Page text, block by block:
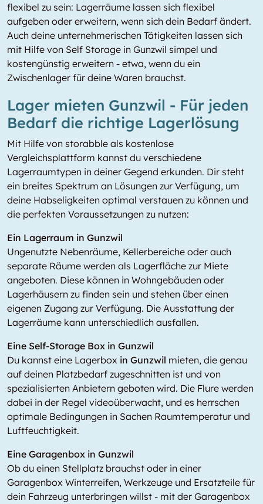
flexibel zu sein: Lagerräume lassen sich flexibel
aufgeben oder erweitern, wenn sich dein Bedarf ändert.
Auch deine unternehmerischen Tätigkeiten lassen sich
mit Hilfe von Self Storage in Gunzwil simpel und
kostengünstig erweitern - etwa, wenn du ein
Zwischenlager für deine Waren brauchst.
Lager mieten Gunzwil - Für jeden
Bedarf die richtige Lagerlösung
Mit Hilfe von storabble als kostenlose
Vergleichsplattform kannst du verschiedene
Lagerraumtypen in deiner Gegend erkunden. Dir steht
ein breites Spektrum an Lösungen zur Verfügung, um
deine Habseligkeiten optimal verstauen zu können und
die perfekten Voraussetzungen zu nutzen:
Ein Lagerraum in Gunzwil
Ungenutzte Nebenräume, Kellerbereiche oder auch
separate Räume werden als Lagerfläche zur Miete
angeboten. Diese können in Wohngebäuden oder
Lagerhäusern zu finden sein und stehen über einen
eigenen Zugang zur Verfügung. Die Ausstattung der
Lagerräume kann unterschiedlich ausfallen.
Eine Self-Storage Box in Gunzwil
Du kannst eine Lagerbox in Gunzwil mieten, die genau
auf deinen Platzbedarf zugeschnitten ist und von
spezialisierten Anbietern geboten wird. Die Flure werden
dabei in der Regel videoüberwacht, und es herrschen
optimale Bedingungen in Sachen Raumtemperatur und
Luftfeuchtigkeit.
Eine Garagenbox in Gunzwil
Ob du einen Stellplatz brauchst oder in einer
Garagenbox Winterreifen, Werkzeuge und Ersatzteile für
dein Fahrzeug unterbringen willst - mit der Garagenbox